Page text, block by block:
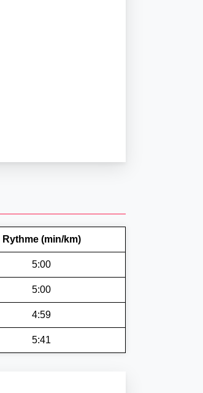
Rythme (min/km)
5:00
5:00
4:59
5:41